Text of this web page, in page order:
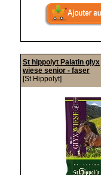
St hippolyt Palatin glyx
wiese senior - faser
[St Hippolyt]